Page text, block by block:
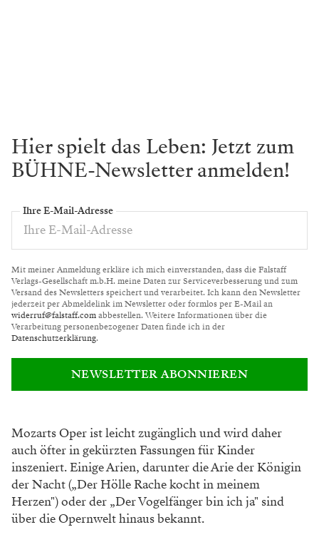
Hier spielt das Leben: Jetzt zum
BÜHNE-Newsletter anmelden!
Ihre E-Mail-Adresse
Mit meiner Anmeldung erkläre ich mich einverstanden, dass die Falstaff
Verlags-Gesellschaft m.b.H. meine Daten zur Serviceverbesserung und zum
Versand des Newsletters speichert und verarbeitet. Ich kann den Newsletter
jederzeit per Abmeldelink im Newsletter oder formlos per E-Mail an
widerruf@falstaff.comabbestellen. Weitere Informationen über die
Verarbeitung personenbezogener Daten finde ich in der
Datenschutzerklärung.
NEWSLETTER ABONNIEREN
Mozarts Oper ist leicht zugänglich und wird daher
auch öfter in gekürzten Fassungen für Kinder
inszeniert. Einige Arien, darunter die Arie der Königin
der Nacht („Der Hölle Rache kocht in meinem
Herzen") oder der „Der Vogelfänger bin ich ja" sind
über die Opernwelt hinaus bekannt.